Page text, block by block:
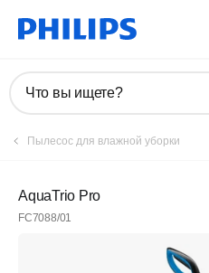
Что вы ищете?
Пылесос для влажной уборки
AquaTrio Pro
FC7088/01